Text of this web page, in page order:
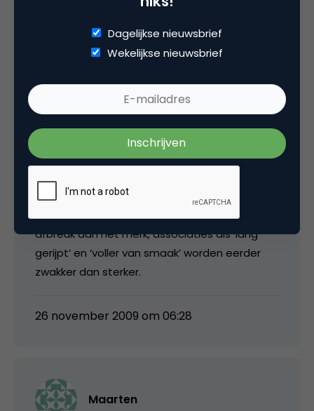
Henk-Rik Keizer
Ik ben benieuwd naar de effecten op het merk
Maaslander. Het is een leuke actie om tijdelijk
met het merk. Elke kaasboer zou zo’n actie
kunnen doen. Wat mij betreft doet het zelfs
afbreuk aan het merk, associaties als ‘lang
gerijpt’ en ‘voller van smaak’ worden eerder
zwakker dan sterker.
26 november 2009 om 06:28
Maarten
Dagelijkse nieuwsbrief
Wekelijkse nieuwsbrief